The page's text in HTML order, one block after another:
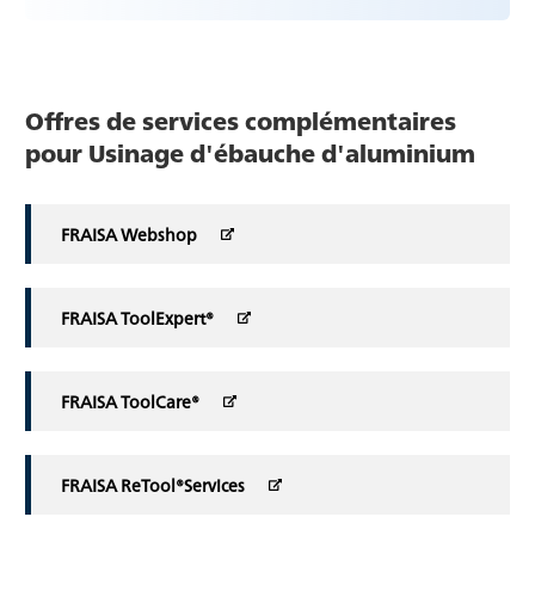
Offres de services complémentaires
pour Usinage d'ébauche d'aluminium
FRAISA Webshop
FRAISA ToolExpert®
FRAISA ToolCare®
FRAISA ReTool®Services